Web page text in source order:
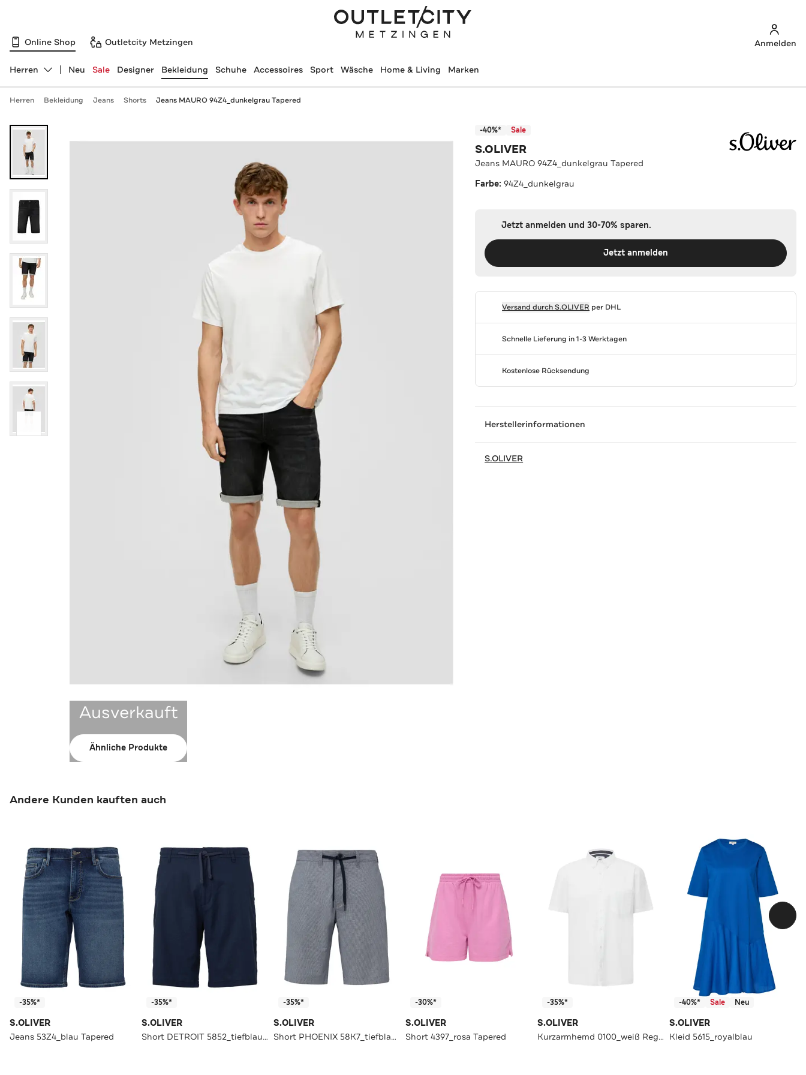
Online Shop Outletcity Metzingen Anmelden
Abteilung ändern, ausgewählt:
Herren Neu Sale Designer Bekleidung Schuhe Accessoires Sport Wäsche Home & Living Marken
Herren Bekleidung Jeans Shorts Jeans MAURO 94Z4_dunkelgrau Tapered
Ausverkauft
Ähnliche Produkte
-40%* Sale
S.OLIVER
Jeans MAURO 94Z4_dunkelgrau Tapered
Farbe:94Z4_dunkelgrau
Jetzt anmelden und 30-70% sparen.
Jetzt anmelden
Versand durchS.OLIVER per DHL
Schnelle Lieferung in 1-3 Werktagen
Kostenlose Rücksendung
Herstellerinformationen
S.OLIVER
Andere Kunden kauften auch
-35%*
S.OLIVER
Jeans 53Z4_blau Tapered
-35%*
S.OLIVER
Short DETROIT 5852_tiefblau Tapered
-35%*
S.OLIVER
Short PHOENIX 58K7_tiefblau Tapered
-30%*
S.OLIVER
Short 4397_rosa Tapered
-35%*
S.OLIVER
Kurzarmhemd 0100_weiß Regular Fit
-40%* Sale Neu
S.OLIVER
Kleid 5615_royalblau